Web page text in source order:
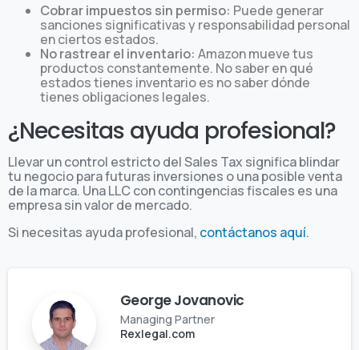
Cobrar impuestos sin permiso: Puede generar
sanciones significativas y responsabilidad personal
en ciertos estados.
No rastrear el inventario: Amazon mueve tus
productos constantemente. No saber en qué
estados tienes inventario es no saber dónde
tienes obligaciones legales.
¿Necesitas ayuda profesional?
Llevar un control estricto del Sales Tax significa blindar
tu negocio para futuras inversiones o una posible venta
de la marca. Una LLC con contingencias fiscales es una
empresa sin valor de mercado.
Si necesitas ayuda profesional, contáctanos aquí.
George Jovanovic
Managing Partner
Rexlegal.com